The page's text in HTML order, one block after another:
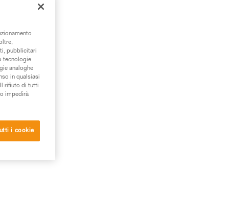
pubblicitari
tecnologie
analoghe
in qualsiasi
rifiuto di tutti
impedirà
i cookie